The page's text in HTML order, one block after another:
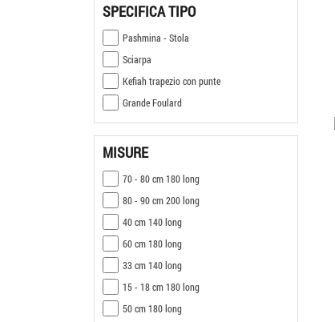
SPECIFICA TIPO
Pashmina - Stola
Sciarpa
Kefiah trapezio con punte
Grande Foulard
MISURE
70 - 80 cm 180 long
80 - 90 cm 200 long
40 cm 140 long
60 cm 180 long
33 cm 140 long
15 - 18 cm 180 long
50 cm 180 long